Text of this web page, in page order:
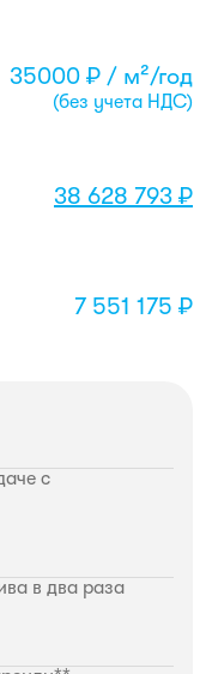
35000 ₽ / м²/год
(без учета НДС)
38 628 793 ₽
7 551 175 ₽
с
в два раза